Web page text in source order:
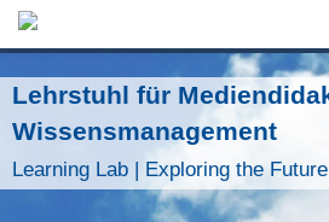
Jump to
Lehrstuhl für
Wissensmanagement
Learning Lab | Exploring the